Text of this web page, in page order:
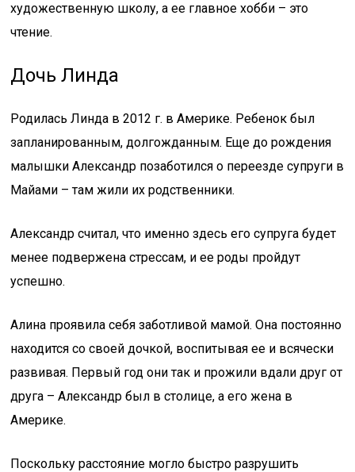
художественную школу, а ее главное хобби – это
чтение.
Дочь Линда
Родилась Линда в 2012 г. в Америке. Ребенок был
запланированным, долгожданным. Еще до рождения
малышки Александр позаботился о переезде супруги в
Майами – там жили их родственники.
Александр считал, что именно здесь его супруга будет
менее подвержена стрессам, и ее роды пройдут
успешно.
Алина проявила себя заботливой мамой. Она постоянно
находится со своей дочкой, воспитывая ее и всячески
развивая. Первый год они так и прожили вдали друг от
друга – Александр был в столице, а его жена в
Америке.
Поскольку расстояние могло быстро разрушить